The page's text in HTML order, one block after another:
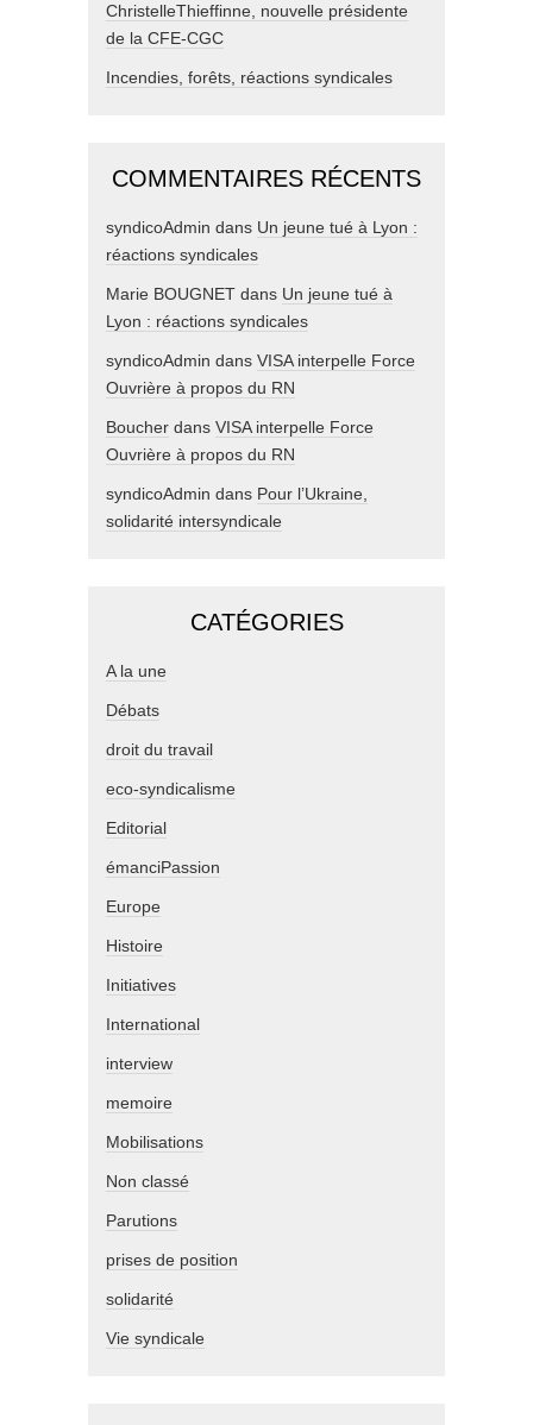
ChristelleThieffinne, nouvelle présidente
de la CFE-CGC
Incendies, forêts, réactions syndicales
COMMENTAIRES RÉCENTS
syndicoAdmin dans Un jeune tué à Lyon :
réactions syndicales
Marie BOUGNET dans Un jeune tué à
Lyon : réactions syndicales
syndicoAdmin dans VISA interpelle Force
Ouvrière à propos du RN
Boucher dans VISA interpelle Force
Ouvrière à propos du RN
syndicoAdmin dans Pour l’Ukraine,
solidarité intersyndicale
CATÉGORIES
A la une
Débats
droit du travail
eco-syndicalisme
Editorial
émanciPassion
Europe
Histoire
Initiatives
International
interview
memoire
Mobilisations
Non classé
Parutions
prises de position
solidarité
Vie syndicale